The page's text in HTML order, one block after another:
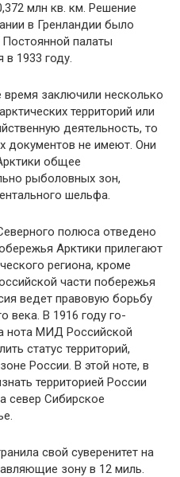
млн кв. км. Решение
в Гренландии было
палаты
1933 году.
заклю­чили несколько
территорий или
деятельность, то
документов не имеют. Они
общее
рыболовных зон,
шельфа.
по­люса отведено
Арктики прилегают
региона, кроме
части побережья
ведет правовую борьбу
века. В 1916 году го­
нота МИД Россий­ской
статус территорий,
России. В этой ноте, в
территорией России
север Сибирское
свой су­веренитет на
зону в 12 миль.